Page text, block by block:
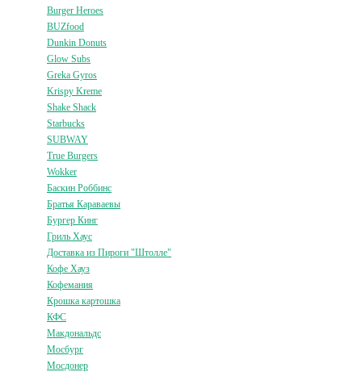
Burger Heroes
BUZfood
Dunkin Donuts
Glow Subs
Greka Gyros
Krispy Kreme
Shake Shack
Starbucks
SUBWAY
True Burgers
Wokker
Баскин Роббинс
Братья Караваевы
Бургер Кинг
Гриль Хаус
Доставка из Пироги "Штолле"
Кофе Хауз
Кофемания
Крошка картошка
КФС
Макдональдс
Мосбург
Мосдонер